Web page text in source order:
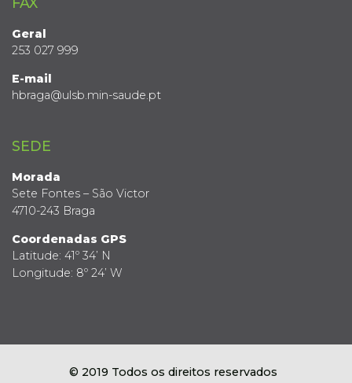
Geral
253 027 999
E-mail
hbraga@ulsb.min-saude.pt
SEDE
Morada
Sete Fontes – São Victor
4710-243 Braga
Coordenadas GPS
Latitude: 41º 34’ N
Longitude: 8º 24’ W
© 2019 Todos os direitos reservados